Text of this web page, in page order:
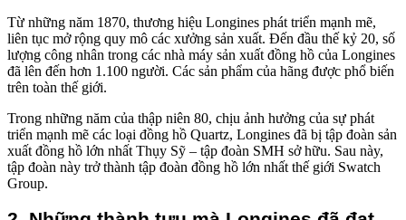
Từ những năm 1870, thương hiệu Longines phát triển mạnh mẽ,
liên tục mở rộng quy mô các xưởng sản xuất. Đến đầu thế kỷ 20, số
lượng công nhân trong các nhà máy sản xuất đồng hồ của Longines
đã lên đến hơn 1.100 người. Các sản phẩm của hãng được phổ biến
trên toàn thế giới.
Trong những năm của thập niên 80, chịu ảnh hưởng của sự phát
triển mạnh mẽ các loại đồng hồ Quartz, Longines đã bị tập đoàn sản
xuất đồng hồ lớn nhất Thụy Sỹ – tập đoàn SMH sở hữu. Sau này,
tập đoàn này trở thành tập đoàn đồng hồ lớn nhất thế giới Swatch
Group.